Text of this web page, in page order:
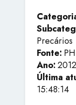
Precários
Fonte:
Ano:2012
Última
15:48:14